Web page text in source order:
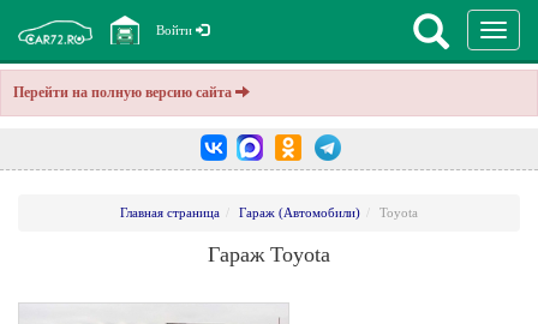
Перейти на полную версию сайта
Войти
Главная страница Гараж (Автомобили) Toyota
Гараж Toyota